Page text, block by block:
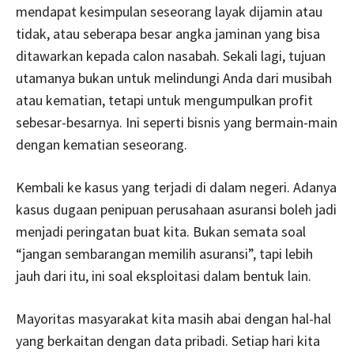
mendapat kesimpulan seseorang layak dijamin atau
tidak, atau seberapa besar angka jaminan yang bisa
ditawarkan kepada calon nasabah. Sekali lagi, tujuan
utamanya bukan untuk melindungi Anda dari musibah
atau kematian, tetapi untuk mengumpulkan profit
sebesar-besarnya. Ini seperti bisnis yang bermain-main
dengan kematian seseorang.
Kembali ke kasus yang terjadi di dalam negeri. Adanya
kasus dugaan penipuan perusahaan asuransi boleh jadi
menjadi peringatan buat kita. Bukan semata soal
“jangan sembarangan memilih asuransi”, tapi lebih
jauh dari itu, ini soal eksploitasi dalam bentuk lain.
Mayoritas masyarakat kita masih abai dengan hal-hal
yang berkaitan dengan data pribadi. Setiap hari kita